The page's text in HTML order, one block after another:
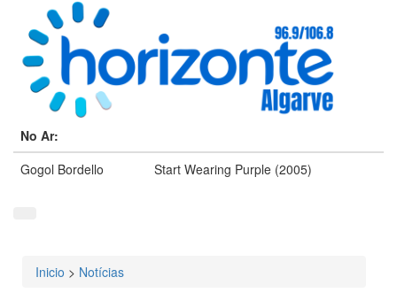
No Ar:
Gogol Bordello
Start Wearing Purple (2005)
Está aqui
Inicio > Notícias